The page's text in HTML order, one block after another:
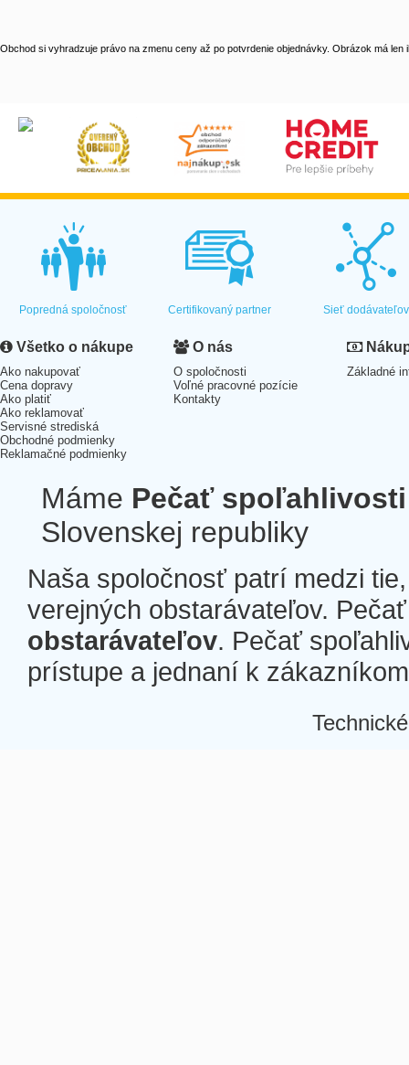
Obchod si vyhradzuje právo na zmenu ceny až po potvrdenie objednávky. Obrázok má len
Popredná spoločnosť Certifikovaný partner Sieť dodávateľov
Všetko o nákupe
Ako nakupovať
Cena dopravy
Ako platiť
Ako reklamovať
Servisné strediská
Obchodné podmienky
Reklamačné podmienky
O nás
O spoločnosti
Voľné pracovné pozície
Kontakty
Základné
Máme Pečať spoľahlivosti
Slovenskej republiky
Naša spoločnosť patrí medzi
verejných obstarávateľov.
obstarávateľov. Pečať
prístupe a jednaní k